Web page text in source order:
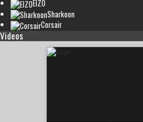
EIZO
Sharkoon
Corsair
Videos